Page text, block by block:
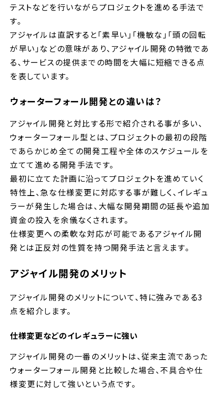
テストなどを行いながらプロジェクトを進める手法で
す。
アジャイルは直訳すると「素早い」「機敏な」「頭の回転
が早い」などの意味があり、アジャイル開発の特徴であ
る、サービスの提供までの時間を大幅に短縮できる点
を表しています。
ウォーターフォール開発との違いは？
アジャイル開発と対比する形で紹介される事が多い、
ウォーターフォール型とは、プロジェクトの最初の段階
であらかじめ全ての開発工程や全体のスケジュールを
立てて進める開発手法です。
最初に立てた計画に沿ってプロジェクトを進めていく
特性上、急な仕様変更に対応する事が難しく、イレギュ
ラーが発生した場合は、大幅な開発期間の延長や追加
資金の投入を余儀なくされます。
仕様変更への柔軟な対応が可能であるアジャイル開
発とは正反対の性質を持つ開発手法と言えます。
アジャイル開発のメリット
アジャイル開発のメリットについて、特に強みである3
点を紹介します。
仕様変更などのイレギュラーに強い
アジャイル開発の一番のメリットは、従来主流であった
ウォーターフォール開発と比較した場合、不具合や仕
様変更に対して強いという点です。